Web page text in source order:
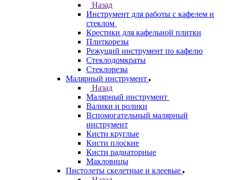
Назад
Инструмент для работы с кафелем и
стеклом
Крестики для кафельной плитки
Плиткорезы
Режущий инструмент по кафелю
Стеклодомкраты
Стеклорезы
Малярный инструмент
Назад
Малярный инструмент
Валики и ролики
Вспомогательный малярный
инструмент
Кисти круглые
Кисти плоские
Кисти радиаторные
Макловицы
Пистолеты скелетные и клеевые